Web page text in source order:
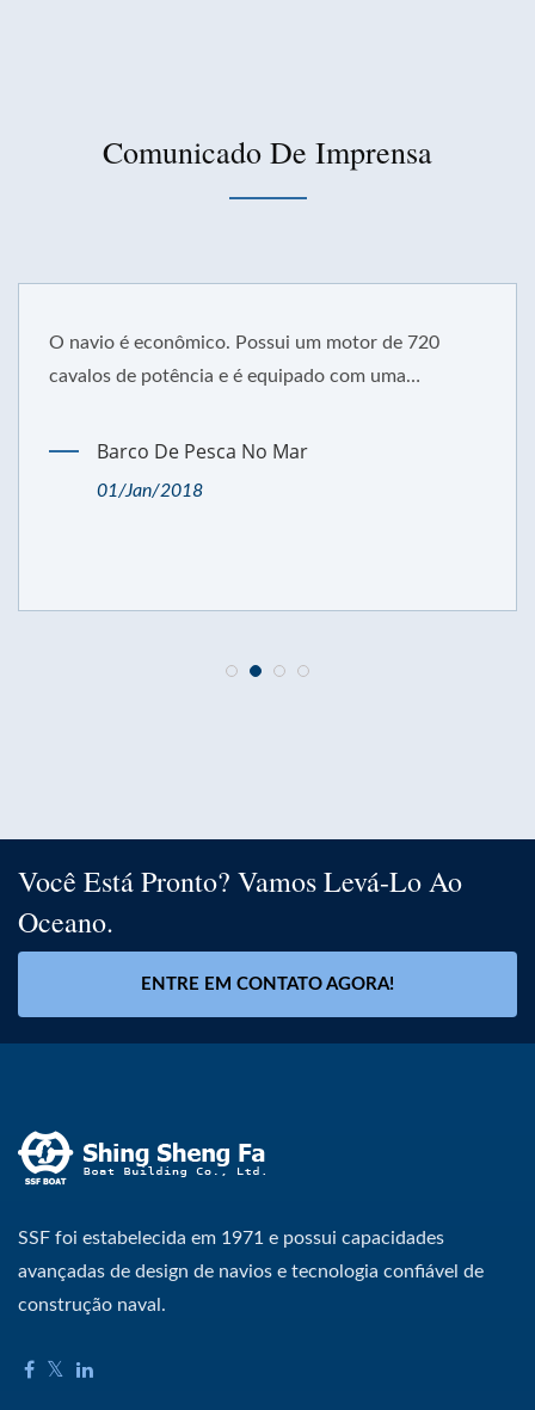
Comunicado De Imprensa
Possui um motor de 720
e é equipado com uma
Pesca No Mar
Você Está Pronto? Vamos Levá-Lo Ao
Oceano.
ENTRE EM CONTATO AGORA!
SSF foi estabelecida em 1971 e possui capacidades
avançadas de design de navios e tecnologia confiável de
construção naval.